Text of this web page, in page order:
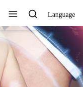
Language